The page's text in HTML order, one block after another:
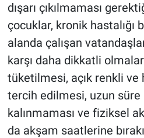
dışarı çıkılmaması
çocuklar, kronik hastalığı
alanda çalışan
karşı daha dikkatli
tüketilmesi, açık renkli ve
tercih edilmesi, uzun süre
kalınmaması ve fiziksel
da akşam saatlerine